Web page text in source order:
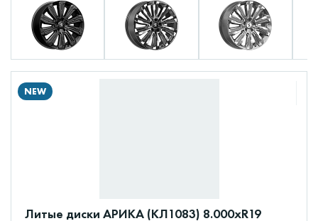
NEW
Литые диски АРИКА (КЛ1083) 8.000xR19